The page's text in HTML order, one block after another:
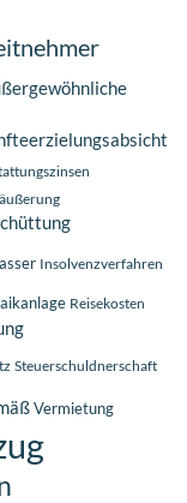
Insolvenzverfahren
Reisekosten
Steuerschuldnerschaft
Vermietung